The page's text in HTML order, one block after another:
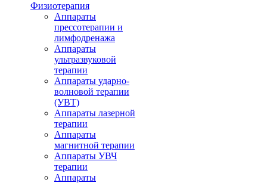
Физиотерапия
Аппараты
прессотерапии и
лимфодренажа
Аппараты
ультразвуковой
терапии
Аппараты ударно-
волновой терапии
(УВТ)
Аппараты лазерной
терапии
Аппараты
магнитной терапии
Аппараты УВЧ
терапии
Аппараты